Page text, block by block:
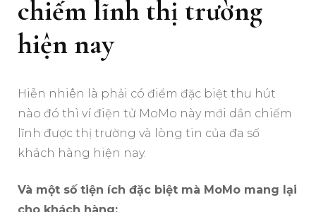
chiếm lĩnh thị trường
hiện nay
Hiễn nhiên là phải có điểm đặc biệt thu hút
nào đó thì ví điện tử MoMo này mới dần chiếm
lĩnh được thị trường và lòng tin của đa số
khách hàng hiện nay.
Và một số tiện ích đặc biệt mà MoMo mang lại